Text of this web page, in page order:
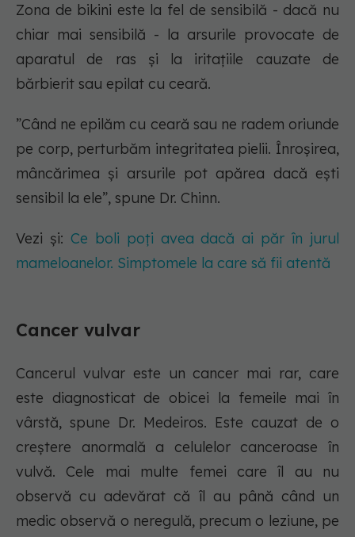
Zona de bikini este la fel de sensibilă - dacă nu
chiar mai sensibilă - la arsurile provocate de
aparatul de ras și la iritațiile cauzate de
bărbierit sau epilat cu ceară.
”Când ne epilăm cu ceară sau ne radem oriunde
pe corp, perturbăm integritatea pielii. Înroșirea,
mâncărimea și arsurile pot apărea dacă ești
sensibil la ele”, spune Dr. Chinn.
Vezi și: Ce boli poți avea dacă ai păr în jurul
mameloanelor. Simptomele la care să fii atentă
Cancer vulvar
Cancerul vulvar este un cancer mai rar, care
este diagnosticat de obicei la femeile mai în
vârstă, spune Dr. Medeiros. Este cauzat de o
creștere anormală a celulelor canceroase în
vulvă. Cele mai multe femei care îl au nu
observă cu adevărat că îl au până când un
medic observă o neregulă, precum o leziune, pe